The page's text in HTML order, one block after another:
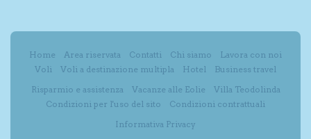
Home Area riservata Contatti Chi siamo
Lavora con noi
Voli
Voli a destinazione multipla Hotel
Business travel
Risparmio e assistenza
Vacanze alle Eolie
Villa Teodolinda
Condizioni per l'uso del sito
Condizioni contrattuali
Informativa Privacy